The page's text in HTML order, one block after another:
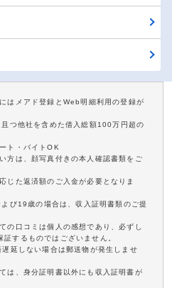
はメアド登録とWeb明細利用の登録が
つ他社を含めた借入総額100万円超の
ト・バイトOK
方は、顔写真付きの本人確認書類をご
じた返済額のご入金が必要となりま
び19歳の場合は、収入証明書類のご提
の口コミは個人の感想であり、必ずし
するものではございません。
延しない場合は郵送物が発生しませ
は、身分証明書以外にも収入証明書が